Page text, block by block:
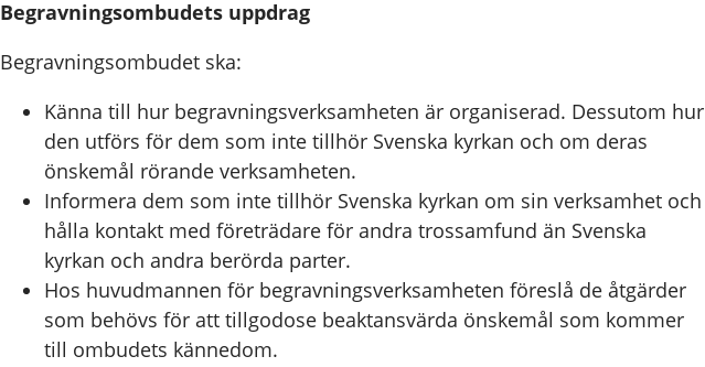
Begravningsombudets uppdrag
Begravningsombudet ska:
Känna till hur begravningsverksamheten är organiserad. Dessutom hur
den utförs för dem som inte tillhör Svenska kyrkan och om deras
önskemål rörande verksamheten.
Informera dem som inte tillhör Svenska kyrkan om sin verksamhet och
hålla kontakt med företrädare för andra trossamfund än Svenska
kyrkan och andra berörda parter.
Hos huvudmannen för begravningsverksamheten föreslå de åtgärder
som behövs för att tillgodose beaktansvärda önskemål som kommer
till ombudets kännedom.